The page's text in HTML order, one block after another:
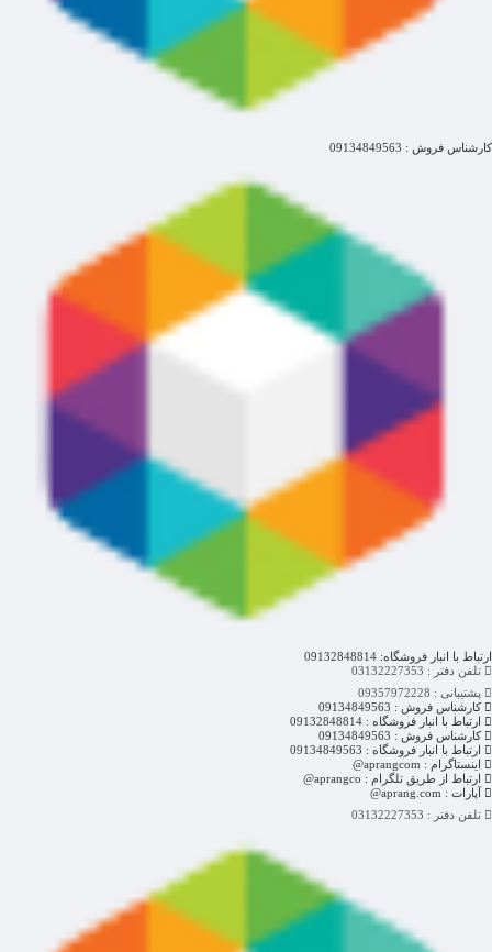
کارشناس فروش : 09134849563
ارتباط با انبار فروشگاه: 09132848814
تلفن دفتر : 03132227353
پشتیبانی : 09357972228
کارشناس فروش : 09134849563
ارتباط با انبار فروشگاه : 09132848814
کارشناس فروش : 09134849563
ارتباط با انبار فروشگاه : 09134849563
اینستاگرام : aprangcom@
ارتباط از طریق تلگرام : aprangco@
آپارات : aprang.com@
تلفن دفتر : 03132227353